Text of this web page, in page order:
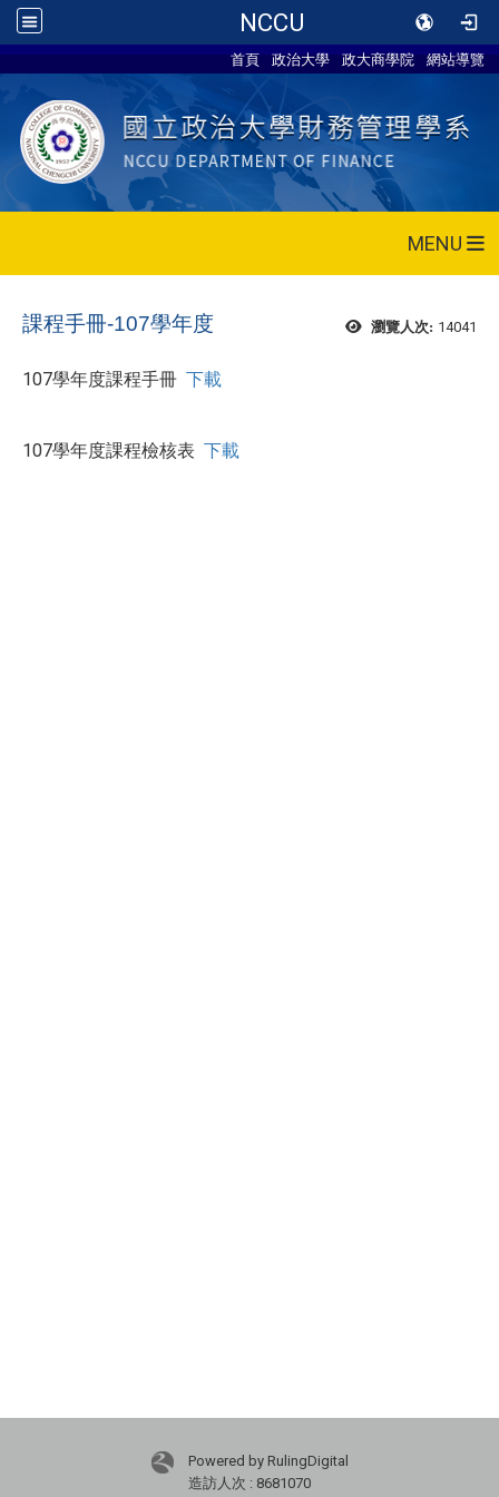
NCCU
首頁 政治大學 政大商學院 網站導覽
MENU
瀏覽人次: 14041
課程手冊-107學年度
107學年度課程手冊 下載
107學年度課程檢核表 下載
Powered by RulingDigital
造訪人次 : 8681070